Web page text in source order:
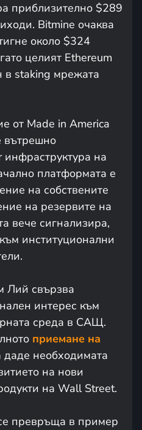
приблизително $289
Bitmine очаква
около $324
целият Ethereum
в staking мрежата
от Made in America
вътрешно
на
платформата е
на собствените
на резервите на
вече сигнализира,
институционални
Лий свързва
интерес към
среда в САЩ.
приемане на
необходимата
на нови
на Wall Street.
превръща в пример